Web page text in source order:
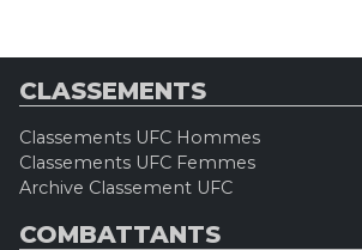
CLASSEMENTS
Classements UFC Hommes
Classements UFC Femmes
Archive Classement UFC
COMBATTANTS